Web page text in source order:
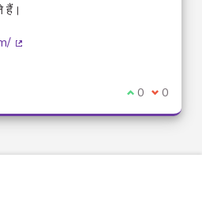
हैं।
Je suis
0 Je ne
0